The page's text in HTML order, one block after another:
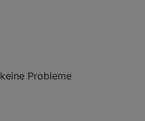
Probleme